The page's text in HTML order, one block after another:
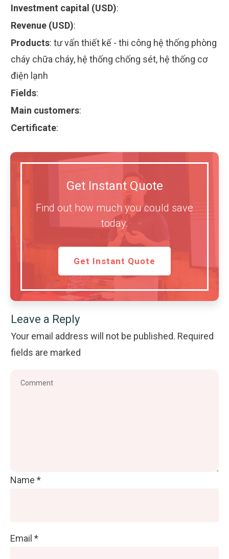
Investment capital (USD):
Revenue (USD):
Products: tư vấn thiết kế - thi công hệ thống phòng
cháy chữa cháy, hệ thống chống sét, hệ thống cơ
điện lạnh
Fields:
Main customers:
Certificate:
Get Instant Quote
Find out how much you could save
today.
Get Instant Quote
Leave a Reply
Your email address will not be published. Required
fields are marked
Name *
Email *